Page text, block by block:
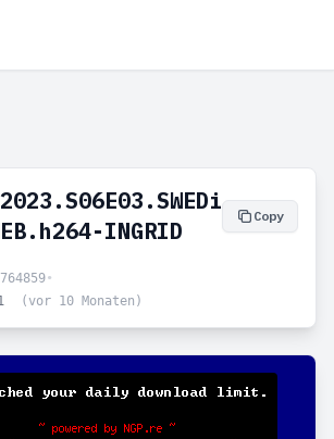
INGRID
Copy
•
(vor 10 Monaten)